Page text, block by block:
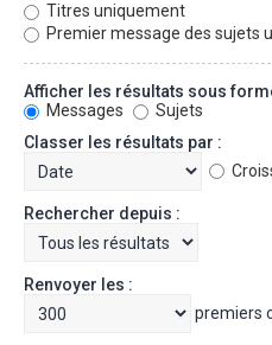
Titres uniquement
Premier message des sujets
Afficher les résultats sous
Messages
Sujets
Classer les résultats par :
Rechercher depuis :
Renvoyer les :
premiers